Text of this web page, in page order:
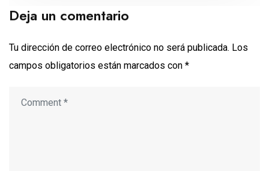
Deja un comentario
Tu dirección de correo electrónico no será publicada. Los
campos obligatorios están marcados con *